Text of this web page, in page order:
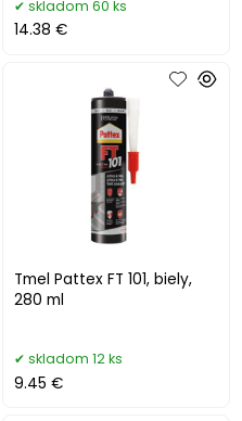
skladom 60 ks
14.38 €
Tmel Pattex FT 101, biely,
280 ml
skladom 12 ks
9.45 €